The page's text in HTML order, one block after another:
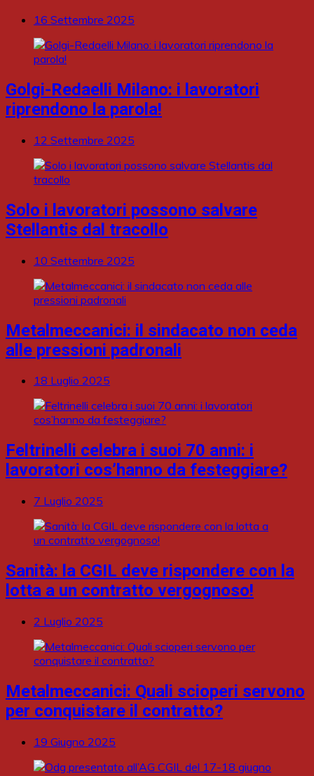
16 Settembre 2025
Golgi-Redaelli Milano: i lavoratori
riprendono la parola!
12 Settembre 2025
Solo i lavoratori possono salvare
Stellantis dal tracollo
10 Settembre 2025
Metalmeccanici: il sindacato non ceda
alle pressioni padronali
18 Luglio 2025
Feltrinelli celebra i suoi 70 anni: i
lavoratori cos’hanno da festeggiare?
7 Luglio 2025
Sanità: la CGIL deve rispondere con la
lotta a un contratto vergognoso!
2 Luglio 2025
Metalmeccanici: Quali scioperi servono
per conquistare il contratto?
19 Giugno 2025